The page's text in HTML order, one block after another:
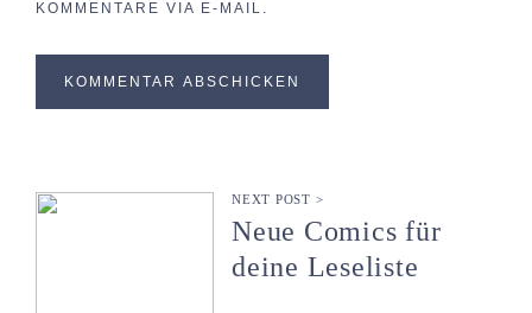
KOMMENTARE VIA E-MAIL.
NEXT POST >
Neue Comics für
deine Leseliste